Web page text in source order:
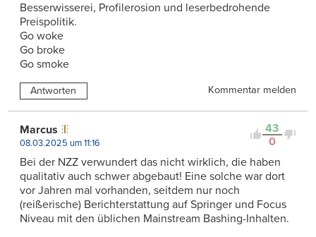
Besserwisserei, Profilerosion und leserbedrohende
Preispolitik.
Go woke
Go broke
Go smoke
Antworten Kommentar melden
43
0
Marcus
08.03.2025 um 11:16
Bei der NZZ verwundert das nicht wirklich, die haben
qualitativ auch schwer abgebaut! Eine solche war dort
vor Jahren mal vorhanden, seitdem nur noch
(reißerische) Berichterstattung auf Springer und Focus
Niveau mit den üblichen Mainstream Bashing-Inhalten.